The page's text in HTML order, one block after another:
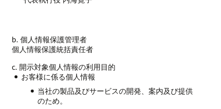
b. 個人情報保護管理者
個人情報保護統括責任者
c. 開示対象個人情報の利用目的
お客様に係る個人情報
当社の製品及びサービスの開発、案内及び提供
のため。